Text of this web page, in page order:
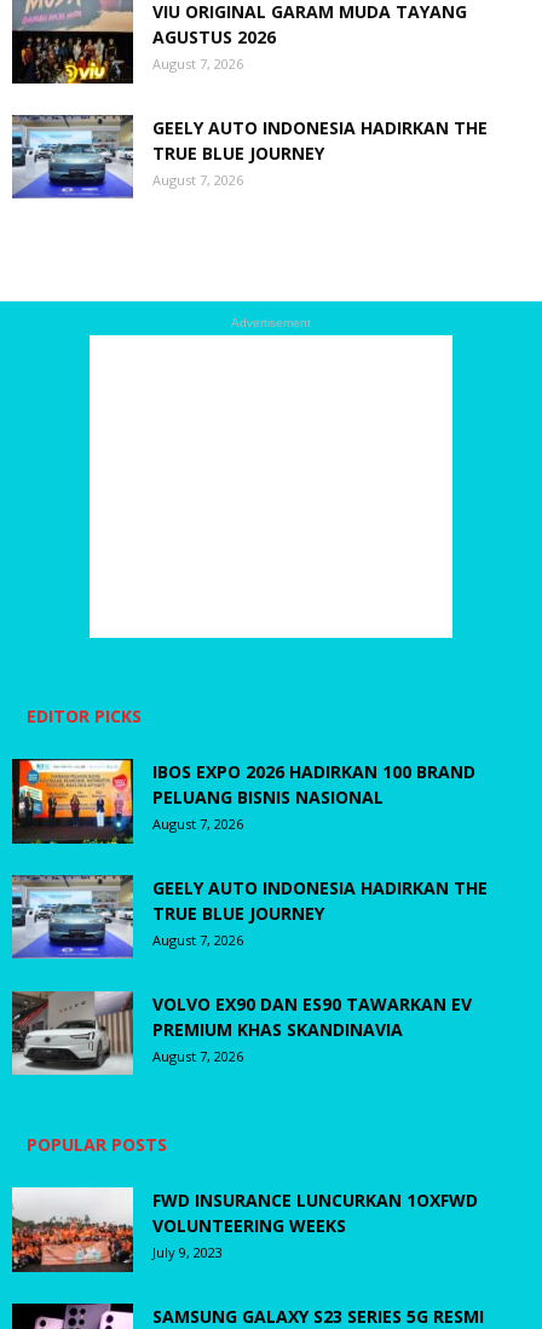
VIU ORIGINAL GARAM MUDA TAYANG
AGUSTUS 2026
August 7, 2026
GEELY AUTO INDONESIA HADIRKAN THE
TRUE BLUE JOURNEY
August 7, 2026
Advertisement
EDITOR PICKS
IBOS EXPO 2026 HADIRKAN 100 BRAND
PELUANG BISNIS NASIONAL
August 7, 2026
GEELY AUTO INDONESIA HADIRKAN THE
TRUE BLUE JOURNEY
August 7, 2026
VOLVO EX90 DAN ES90 TAWARKAN EV
PREMIUM KHAS SKANDINAVIA
August 7, 2026
POPULAR POSTS
FWD INSURANCE LUNCURKAN 1OXFWD
VOLUNTEERING WEEKS
July 9, 2023
SAMSUNG GALAXY S23 SERIES 5G RESMI